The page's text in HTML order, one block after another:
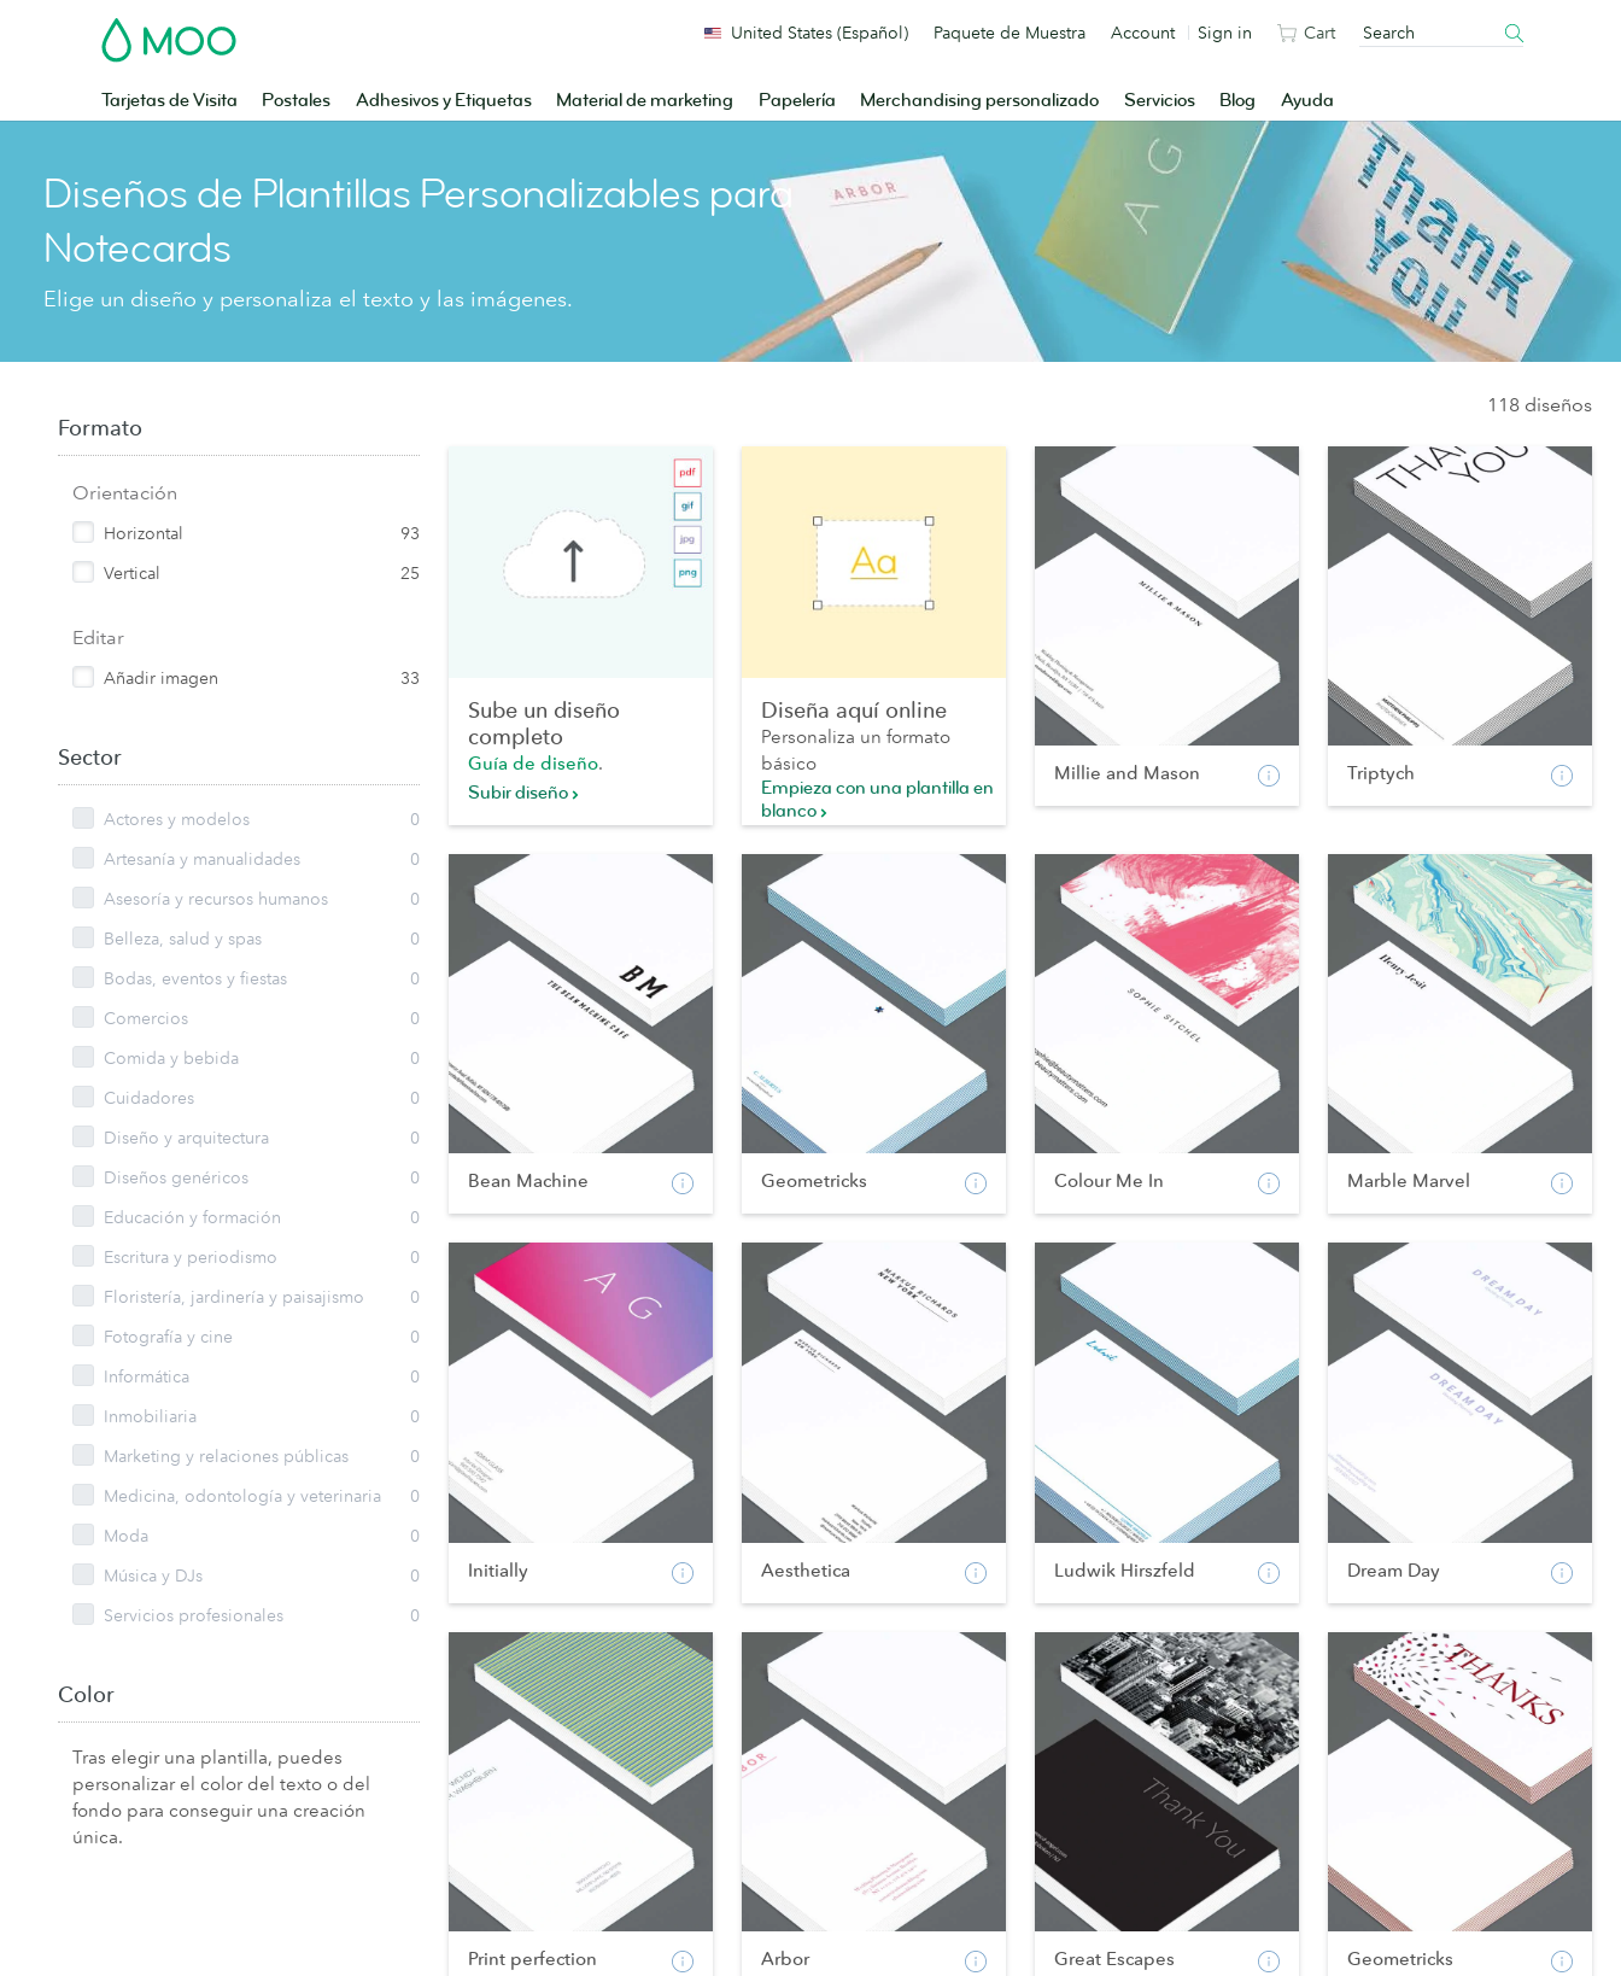
MOO
Tarjetas de Visita Postales Adhesivos y Etiquetas Material de marketing Papelería Merchandising personalizado Servicios Blog Ayuda
United States (Español) Paquete de Muestra Account Sign in Cart
Diseños de Plantillas Personalizables para
Notecards
Elige un diseño y personaliza el texto y las imágenes.
Formato
Orientación
Horizontal
93
Vertical
25
Editar
Añadir imagen 33
Sector
Actores y modelos
0
Artesanía y manualidades
0
Asesoría y recursos humanos
0
Belleza, salud y spas
0
Bodas, eventos y fiestas
0
Comercios
0
Comida y bebida
0
Cuidadores
0
Diseño y arquitectura
0
Diseños genéricos
0
Educación y formación
0
Escritura y periodismo
0
Floristería, jardinería y paisajismo
0
Fotografía y cine
0
Informática
0
Inmobiliaria
0
Marketing y relaciones públicas
0
Medicina, odontología y veterinaria
0
Moda
0
Música y DJs
0
Servicios profesionales
0
Color
Tras elegir una plantilla, puedes
personalizar el color del texto o del
fondo para conseguir una creación
única.
118 diseños
Sube un diseño
completo
Guía de diseño.
Subir diseño
Diseña aquí online
Personaliza un formato
básico
Empieza con una plantilla en
blanco
Millie and Mason Triptych
Bean Machine Geometricks Colour Me In Marble Marvel
Initially Aesthetica Ludwik Hirszfeld Dream Day
Print perfection Arbor Great Escapes Geometricks